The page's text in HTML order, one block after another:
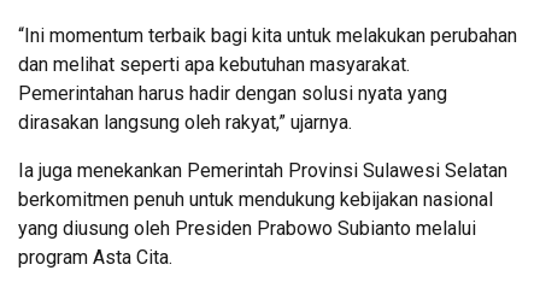
“Ini momentum terbaik bagi kita untuk melakukan perubahan
dan melihat seperti apa kebutuhan masyarakat.
Pemerintahan harus hadir dengan solusi nyata yang
dirasakan langsung oleh rakyat,” ujarnya.
Ia juga menekankan Pemerintah Provinsi Sulawesi Selatan
berkomitmen penuh untuk mendukung kebijakan nasional
yang diusung oleh Presiden Prabowo Subianto melalui
program Asta Cita.